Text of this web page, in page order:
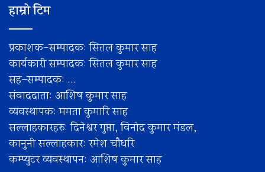
हाम्रो टिम
प्रकाशक-सम्पादक: सितल कुमार साह
कार्यकारी सम्पादक: सितल कुमार साह
सह–सम्पादक: ...
संवाददाता: आशिष कुमार साह
व्यवस्थापक: ममता कुमारि साह
सल्लाहकारहरु: दिनेश्वर गुप्ता, विनोद कुमार मंडल,
कानुनी सल्लाहकार: रमेश चाैधरि
कम्प्युटर व्यवस्थापन: आशिष कुमार साह